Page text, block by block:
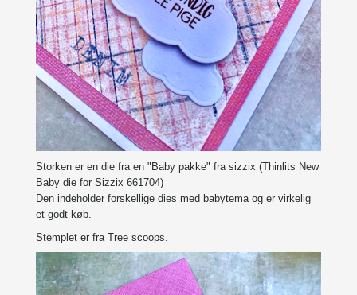
Storken er en die fra en "Baby pakke" fra sizzix (Thinlits New
Baby die for Sizzix 661704)
Den indeholder forskellige dies med babytema og er virkelig
et godt køb.
Stemplet er fra Tree scoops.